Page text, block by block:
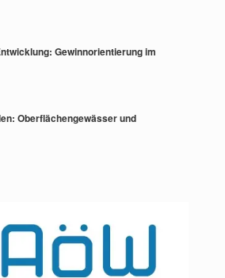
Gewinnorientierung im
Oberflächengewässer und